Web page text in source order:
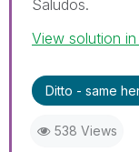
Saludos.
View solution
Ditto - same
538 Views